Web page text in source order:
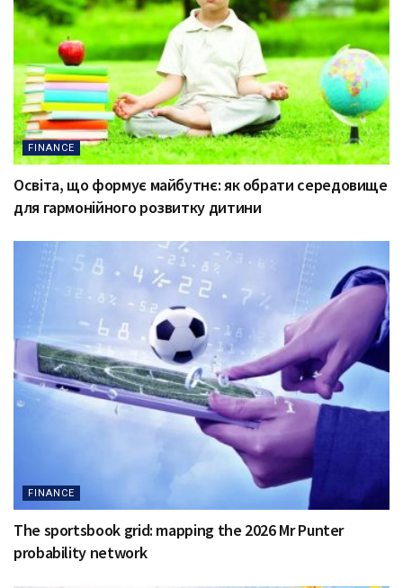
FINANCE
Освіта, що формує майбутнє: як обрати середовище
для гармонійного розвитку дитини
FINANCE
The sportsbook grid: mapping the 2026 Mr Punter
probability network